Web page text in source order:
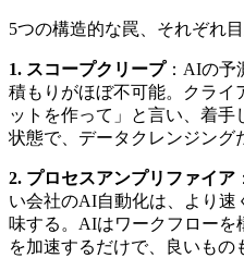
5つの構造的な罠、それぞれ
1. スコープクリープ：AIの予
積もりがほぼ不可能。クライ
ットを作って」と言い、着
状態で、データクレンジング
2. プロセスアンプリファイア
い会社のAI自動化は、より
味する。AIはワークフローを
を加速するだけで、良いもの